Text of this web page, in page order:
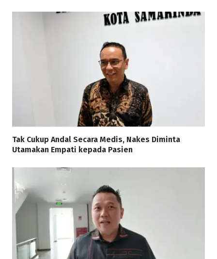
Tak Cukup Andal Secara Medis, Nakes Diminta
Utamakan Empati kepada Pasien